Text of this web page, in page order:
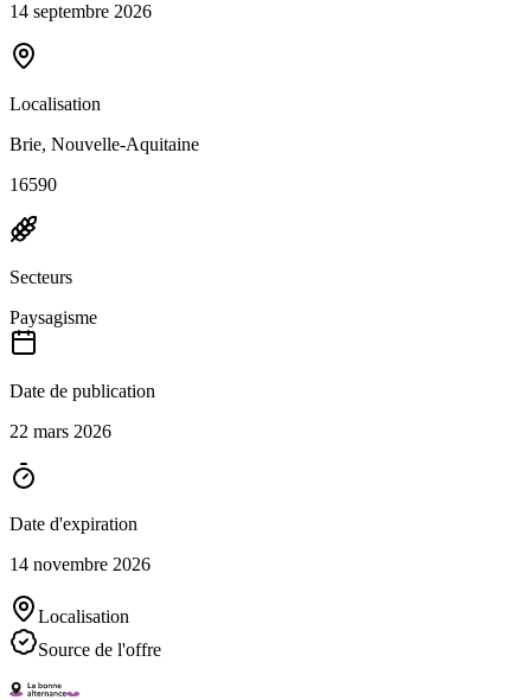
14 septembre 2026
Localisation
Brie, Nouvelle-Aquitaine
16590
Secteurs
Paysagisme
Date de publication
22 mars 2026
Date d'expiration
14 novembre 2026
Localisation
Source de l'offre